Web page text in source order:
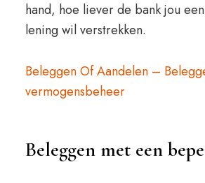
hand, hoe liever de bank jou
lening wil verstrekken.
Beleggen Of Aandelen –
vermogensbeheer
Beleggen met een